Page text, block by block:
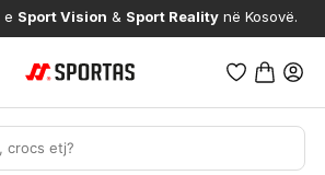
e Sport Vision & Sport Reality në Kosovë.